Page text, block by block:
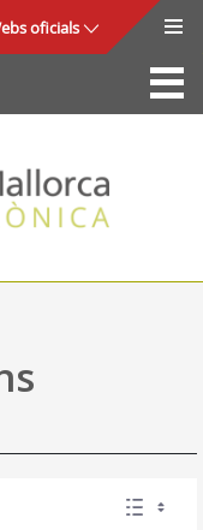
oficials
La Seu
Consell de Mallorca
Accés i seguretat
Utilitats
Ajuda